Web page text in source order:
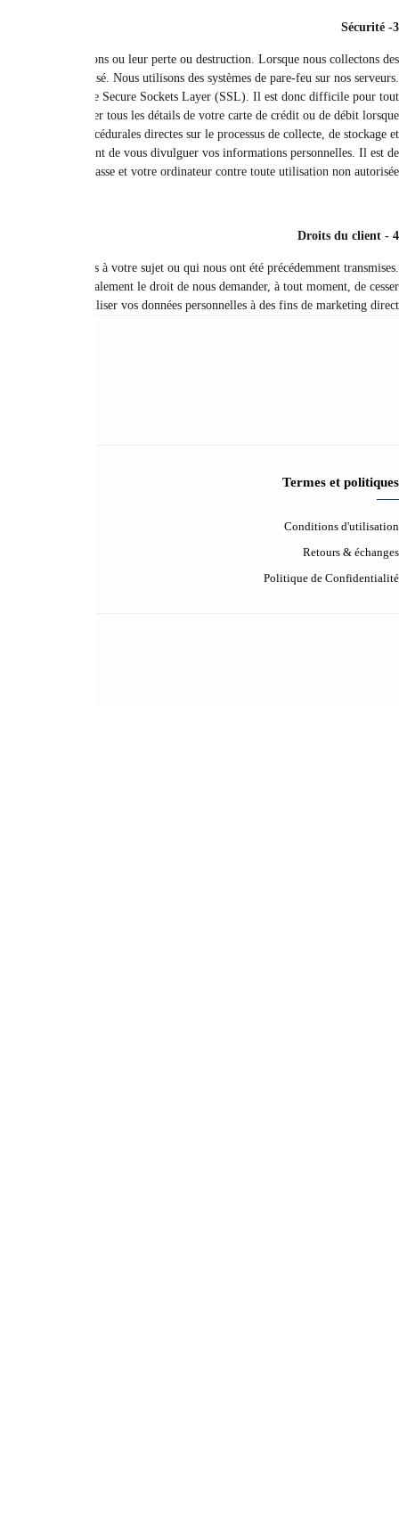
Nous utilisons des techniques et procédures de sécurité appropriées
données via le site Web, nous stockons vos informations
Lorsque nous collectons des informations de carte de paiement par voie
pirate de décrypter vos informations, car nous ne pouvons garantir une
vous communiquez avec nous par voie électronique et sans cryptage.
de divulgation de vos informations. Nos procédures de sécurité exigent
Dans le cas où vous êtes préoccupé par vos données, vous avez le droit
Vous avez le droit de nous demander de corriger toute erreur dans vos
Contactez-nous
Contactez nous
Aide & FAQ